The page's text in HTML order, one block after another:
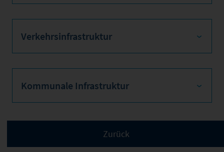
Verkehrsinfrastruktur
Kommunale Infrastruktur